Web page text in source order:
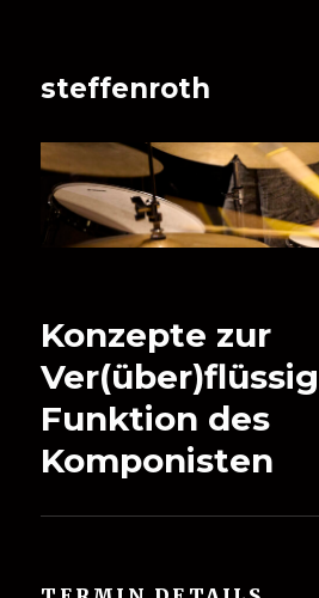
steffenroth
Konzepte zur
Funktion des
Komponisten